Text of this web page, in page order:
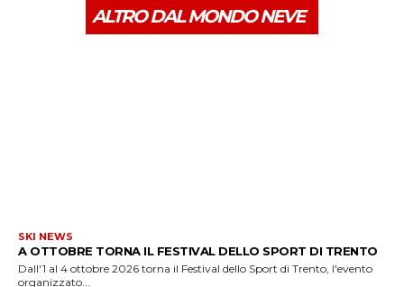
ALTRO DAL MONDO NEVE
SKI NEWS
A OTTOBRE TORNA IL FESTIVAL DELLO SPORT DI TRENTO
Dall'1 al 4 ottobre 2026 torna il Festival dello Sport di Trento, l'evento
organizzato...